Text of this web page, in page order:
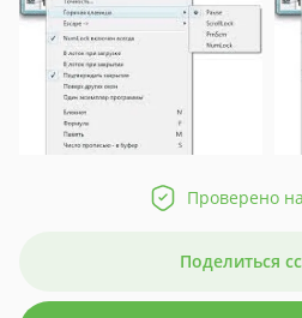
Проверено
Поделиться